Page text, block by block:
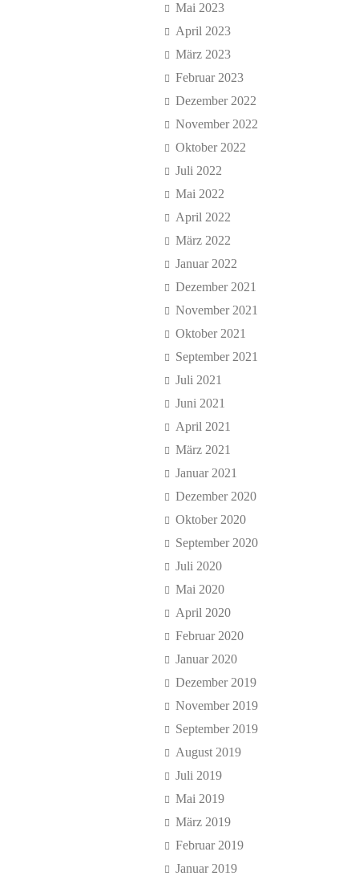
Mai 2023
April 2023
März 2023
Februar 2023
Dezember 2022
November 2022
Oktober 2022
Juli 2022
Mai 2022
April 2022
März 2022
Januar 2022
Dezember 2021
November 2021
Oktober 2021
September 2021
Juli 2021
Juni 2021
April 2021
März 2021
Januar 2021
Dezember 2020
Oktober 2020
September 2020
Juli 2020
Mai 2020
April 2020
Februar 2020
Januar 2020
Dezember 2019
November 2019
September 2019
August 2019
Juli 2019
Mai 2019
März 2019
Februar 2019
Januar 2019